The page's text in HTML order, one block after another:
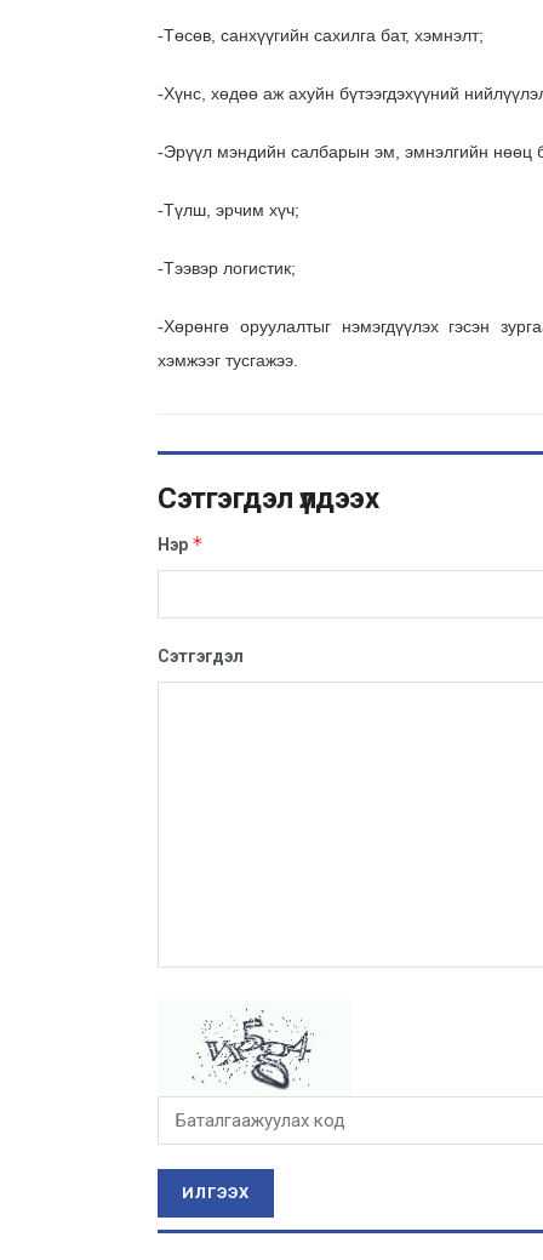
-Төсөв, санхүүгийн сахилга бат, хэмнэлт;
-Хүнс, хөдөө аж ахуйн бүтээгдэхүүний
-Эрүүл мэндийн салбарын эм, эмнэлгийн нөөц
-Түлш, эрчим хүч;
-Тээвэр логистик;
-Хөрөнгө оруулалтыг нэмэгдүүлэх гэсэн
хэмжээг тусгажээ.
Сэтгэгдэл үлдээх
Нэр *
Сэтгэгдэл
ИЛГЭЭХ